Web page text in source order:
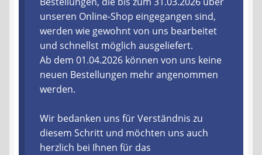
Zahlungsarten
Lieferzeit & Verfügbarkeit
Gutschein
Batterien- und Akku Verordnung
Elektro- und Elektronikgeräte Verordnung
unseren Online-Shop eingegangen sind,
werden wie gewohnt von uns bearbeitet
und schnellst möglich ausgeliefert.
Ab dem 01.04.2026 können von uns keine
neuen Bestellungen mehr angenommen
werden.
Wir bedanken uns für Verständnis zu
diesem Schritt und möchten uns auch
herzlich bei Ihnen für das